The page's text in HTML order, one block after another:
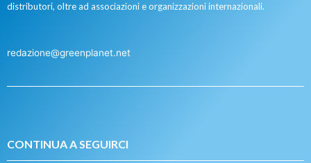
distributori, oltre ad associazioni e organizzazioni internazionali.
redazione@greenplanet.net
CONTINUA A SEGUIRCI